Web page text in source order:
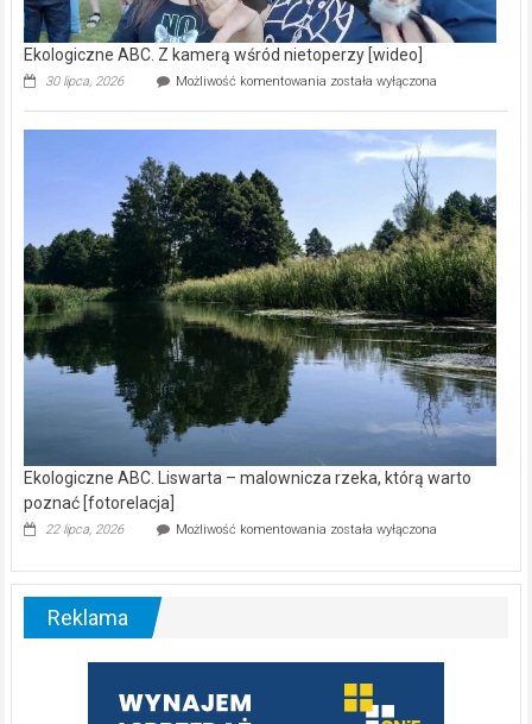
Ekologiczne ABC. Z kamerą wśród nietoperzy [wideo]
30 lipca, 2026 Możliwość komentowania Ekologiczne
kamerą
wśród
została wyłączona
Ekologiczne ABC. Liswarta – malownicza rzeka, którą warto
poznać [fotorelacja]
22 lipca, 2026 Możliwość komentowania Ekologiczne
–
warto
poznać
[fotorelacja]
została wyłączona
Reklama